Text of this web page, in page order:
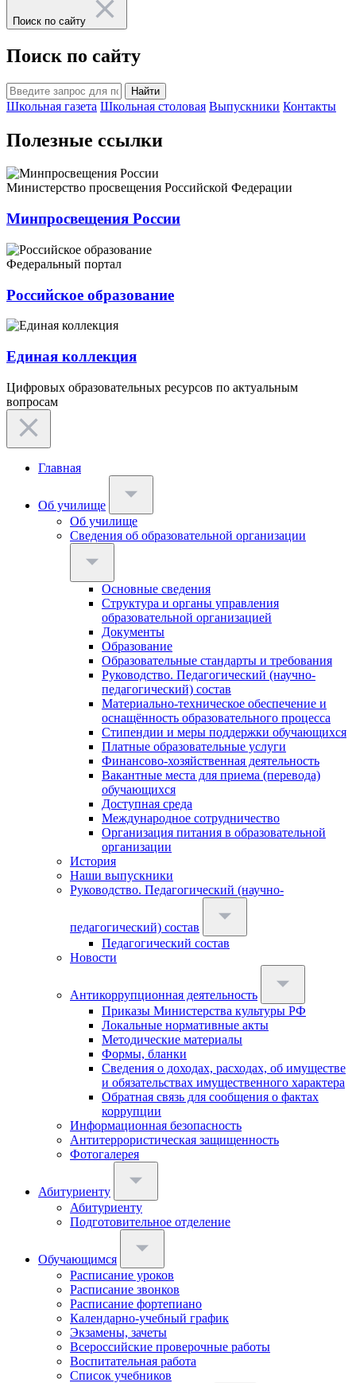
Поиск по сайту
Поиск по сайту
Найти
Школьная газета Школьная столовая Выпускники Контакты
Полезные ссылки
Министерство просвещения Российской Федерации
Минпросвещения России
Федеральный портал
Российское образование
Единая коллекция
Цифровых образовательных ресурсов по актуальным
вопросам
Главная
Об училище
Об училище
Сведения об образовательной организации
Основные сведения
Структура и органы управления
образовательной организацией
Документы
Образование
Образовательные стандарты и требования
Руководство. Педагогический (научно-
педагогический) состав
Материально-техническое обеспечение и
оснащённость образовательного процесса
Стипендии и меры поддержки обучающихся
Платные образовательные услуги
Финансово-хозяйственная деятельность
Вакантные места для приема (перевода)
обучающихся
Доступная среда
Международное сотрудничество
Организация питания в образовательной
организации
История
Наши выпускники
Руководство. Педагогический (научно-
педагогический) состав
Педагогический состав
Новости
Антикоррупционная деятельность
Приказы Министерства культуры РФ
Локальные нормативные акты
Методические материалы
Формы, бланки
Сведения о доходах, расходах, об имуществе
и обязательствах имущественного характера
Обратная связь для сообщения о фактах
коррупции
Информационная безопасность
Антитеррористическая защищенность
Фотогалерея
Абитуриенту
Абитуриенту
Подготовительное отделение
Обучающимся
Расписание уроков
Расписание звонков
Расписание фортепиано
Календарно-учебный график
Экзамены, зачеты
Всероссийские проверочные работы
Воспитательная работа
Список учебников